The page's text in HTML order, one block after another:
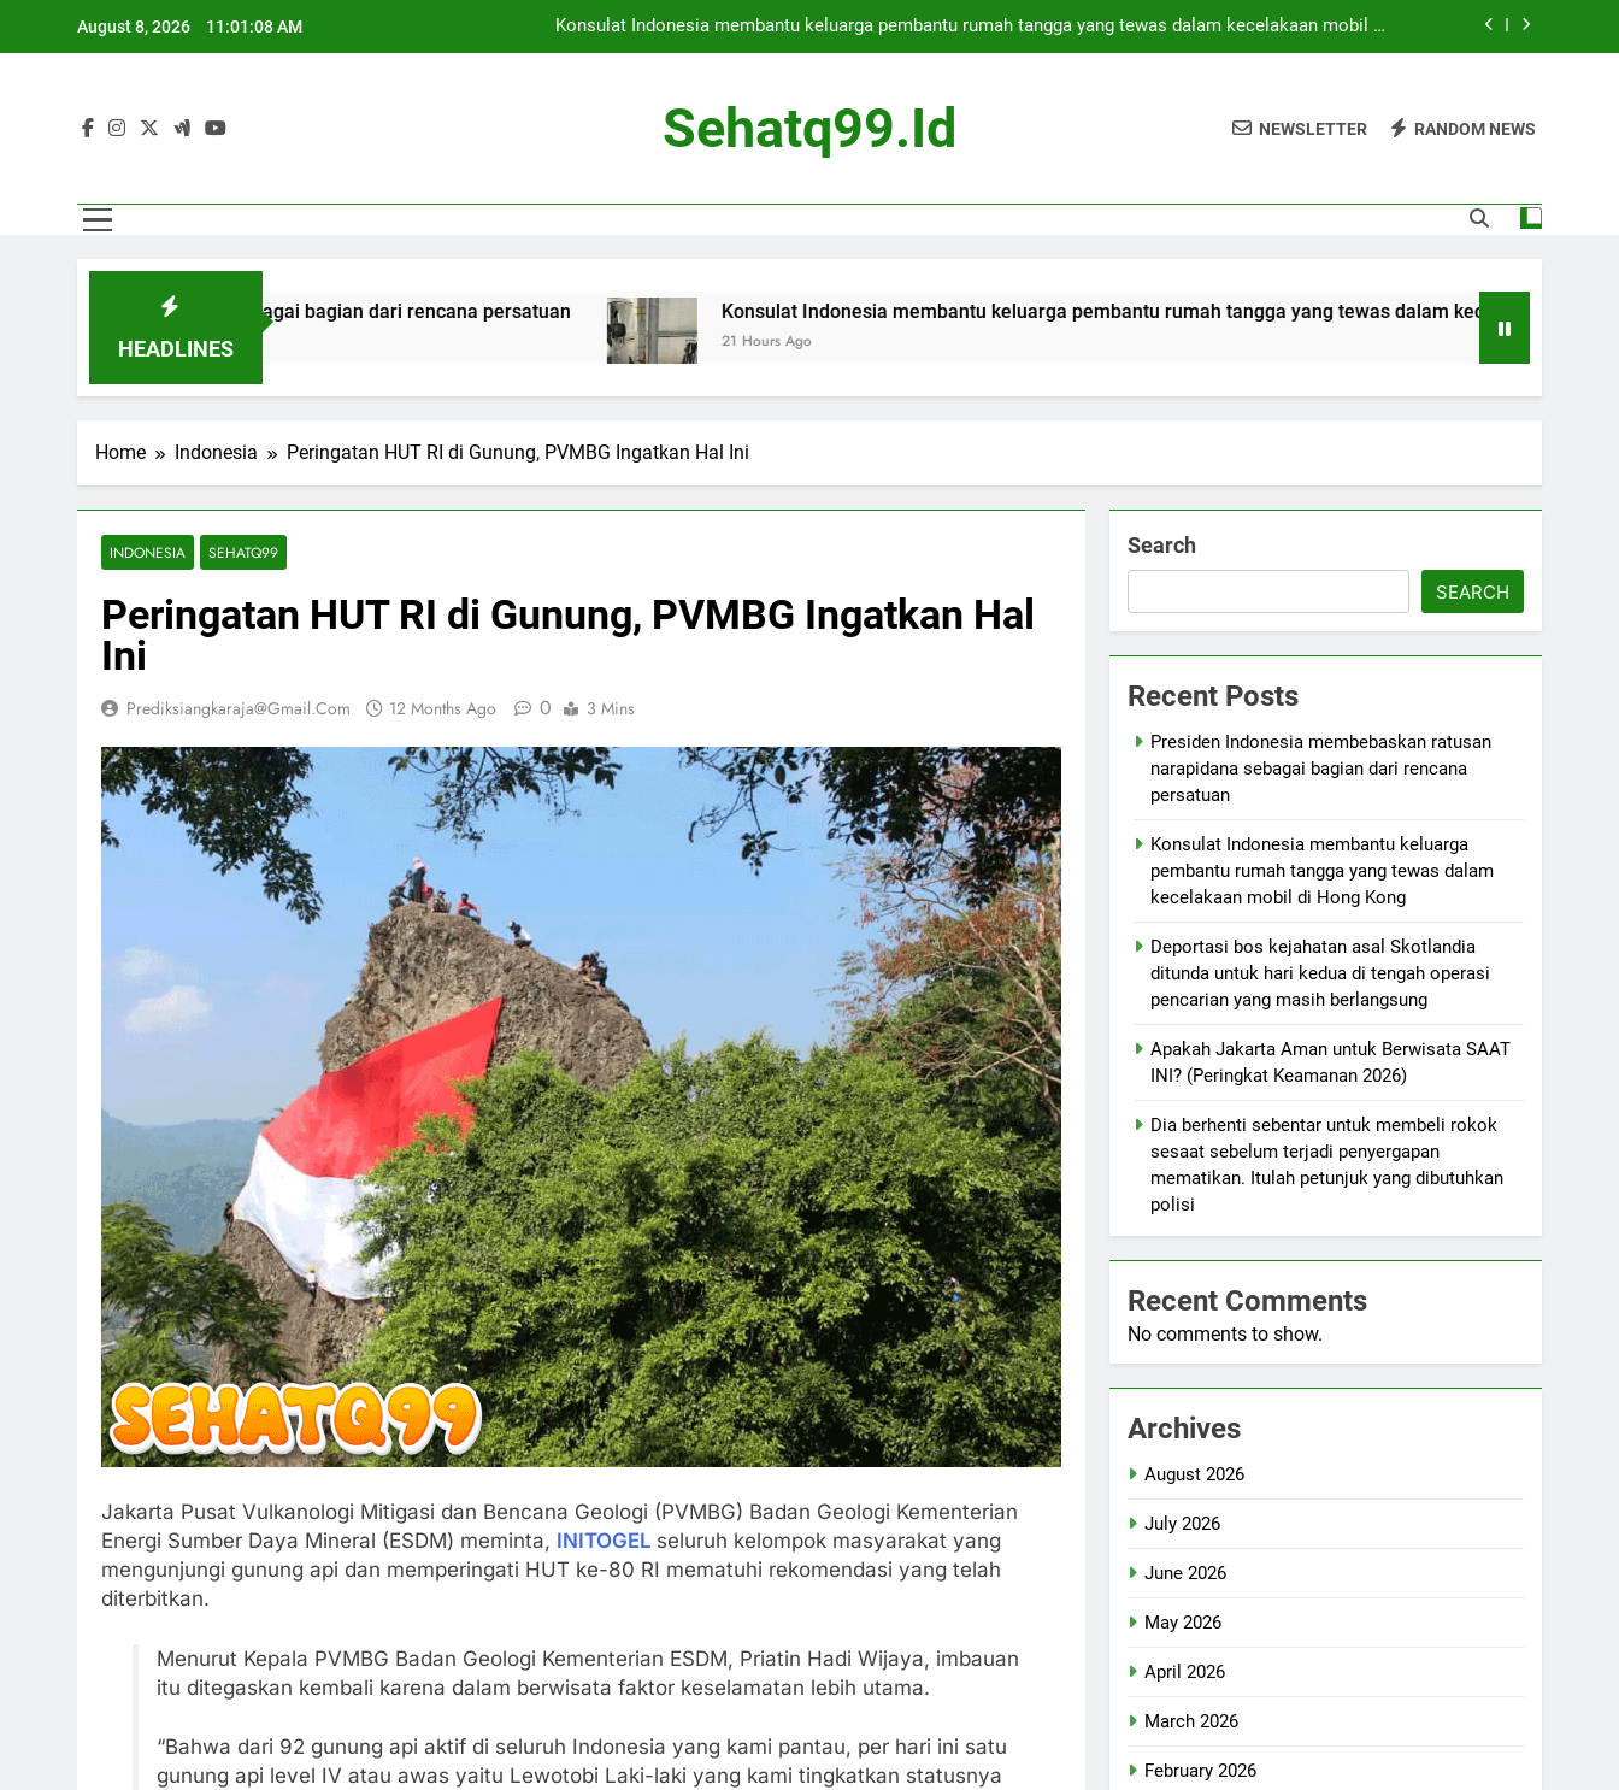
August 8, 2026 11:01:09 AM
Konsulat Indonesia membantu keluarga pembantu rumah tangga yang tewas dalam kecelakaan mobil di
Apakah Jakarta Aman untuk Berwisata SAAT INI? (Peringkat Keamanan 2026)
berlangsung
Apakah Jakarta Aman untuk Berwisata SAAT INI? (Peringkat Keamanan 2026)
Sehatq99.id NEWSLETTER RANDOM NEWS
HEADLINES
sebagai bagian dari rencana persatuan Konsulat Indonesia membantu keluarga pembantu rumah tangga yang tewas dalam kecelakaan mobil di Hong Kong
21 Hours Ago
Home Indonesia Peringatan HUT RI di Gunung, PVMBG Ingatkan Hal Ini
INDONESIA SEHATQ99
Peringatan HUT RI di Gunung, PVMBG Ingatkan Hal
Ini
Prediksiangkaraja@gmail.com 12 Months Ago 0 3 Mins
Jakarta Pusat Vulkanologi Mitigasi dan Bencana Geologi (PVMBG) Badan Geologi Kementerian
Energi Sumber Daya Mineral (ESDM) meminta, INITOGEL seluruh kelompok masyarakat yang
mengunjungi gunung api dan memperingati HUT ke-80 RI mematuhi rekomendasi yang telah
diterbitkan.
Menurut Kepala PVMBG Badan Geologi Kementerian ESDM, Priatin Hadi Wijaya, imbauan
itu ditegaskan kembali karena dalam berwisata faktor keselamatan lebih utama.
“Bahwa dari 92 gunung api aktif di seluruh Indonesia yang kami pantau, per hari ini satu
gunung api level IV atau awas yaitu Lewotobi Laki-laki yang kami tingkatkan statusnya
Search
SEARCH
Recent Posts
Presiden Indonesia membebaskan ratusan
narapidana sebagai bagian dari rencana
persatuan
Konsulat Indonesia membantu keluarga
pembantu rumah tangga yang tewas dalam
kecelakaan mobil di Hong Kong
Deportasi bos kejahatan asal Skotlandia
ditunda untuk hari kedua di tengah operasi
pencarian yang masih berlangsung
Apakah Jakarta Aman untuk Berwisata SAAT
INI? (Peringkat Keamanan 2026)
Dia berhenti sebentar untuk membeli rokok
sesaat sebelum terjadi penyergapan
mematikan. Itulah petunjuk yang dibutuhkan
polisi
Recent Comments
No comments to show.
Archives
August 2026
July 2026
June 2026
May 2026
April 2026
March 2026
February 2026